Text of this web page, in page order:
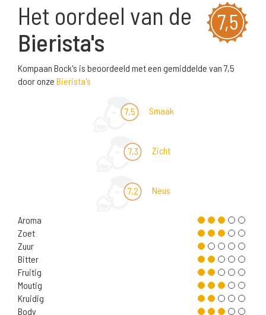
7,5
Het oordeel van de
Bierista's
Kompaan Bock's is beoordeeld met een gemiddelde van 7,5
door onze Bierista's
7,5 Smaak
7,3 Zicht
7,2 Neus
Aroma
Zoet
Zuur
Bitter
Fruitig
Moutig
Kruidig
Body